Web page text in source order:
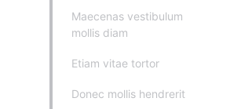
Maecenas vestibulum
mollis diam
Etiam vitae tortor
Donec mollis hendrerit